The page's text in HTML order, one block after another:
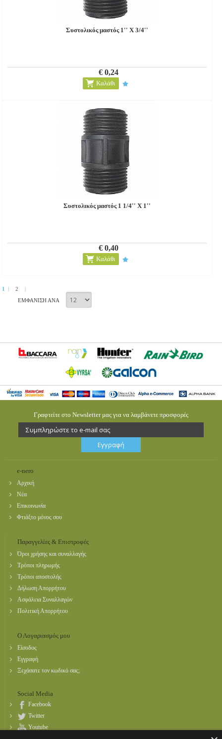
Συστολικός μαστός 1'' Χ 3/4''
€ 0,24
Καλάθι
Συστολικός μαστός 1 1/4'' Χ 1''
€ 0,40
Καλάθι
1 | 2
|
ΕΜΦΑΝΙΣΗ ΑΝΑ
Γραφτείτε στο Newsletter μας για να λαμβάνετε προσφορές
e-nero
Αρχική
Νέα
Επικοινωνία
Φτιάξτο μόνος σου
Παραγγελίες & Επιστροφές
Όροι χρήσης και συναλλαγής
Τρόποι πληρωμής
Τρόποι αποστολής
Δήλωση Απορρήτου
Ασφάλεια Συναλλαγών
Πολιτική Απορρήτου
Ο Λογαριασμός μου
Είσοδος
Εγγραφή
Ξεχάσατε τον κωδικό σας;
Social Media
Facebook
Twitter
Youtube